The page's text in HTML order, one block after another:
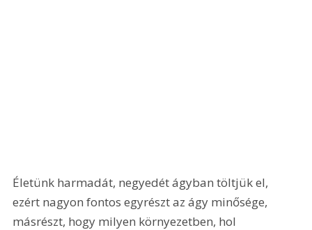
Életünk harmadát, negyedét ágyban töltjük el,
ezért nagyon fontos egyrészt az ágy minősége,
másrészt, hogy milyen környezetben, hol